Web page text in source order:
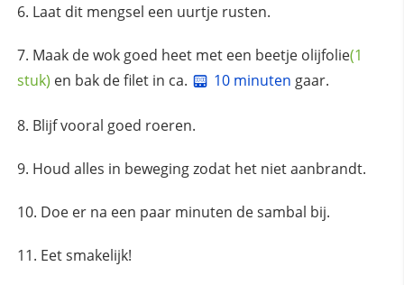
Laat dit mengsel een uurtje rusten.
Maak de wok goed heet met een beetje olijfolie(1
stuk) en bak de filet in ca. 10 minuten gaar.
Blijf vooral goed roeren.
Houd alles in beweging zodat het niet aanbrandt.
Doe er na een paar minuten de sambal bij.
Eet smakelijk!